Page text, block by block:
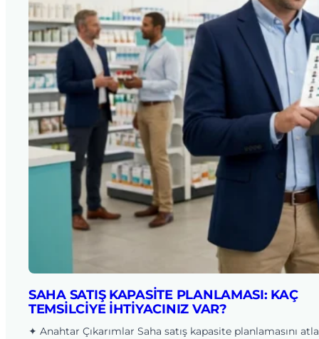
SAHA SATIŞ KAPASITE PLANLAMASI: KAÇ
TEMSILCIYE İHTIYACINIZ VAR?
✦ Anahtar Çıkarımlar Saha satış kapasite planlamasını